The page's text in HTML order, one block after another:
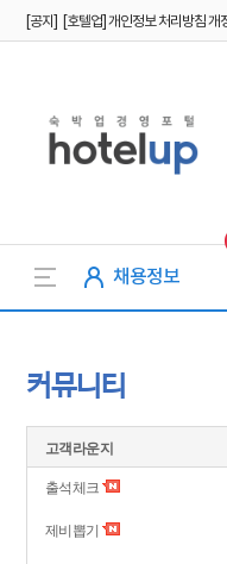
채용정보
커뮤니티
고객라운지
출석체크
제비뽑기